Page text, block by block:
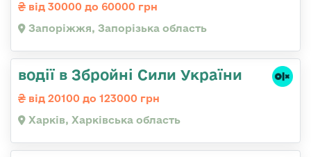
від 30000 до 60000 грн
Запоріжжя, Запорізька область
водії в Збройні Сили України
від 20100 до 123000 грн
Харків, Харківська область